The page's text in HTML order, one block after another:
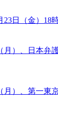
23日（金）
月）、日本弁
月）、第一東